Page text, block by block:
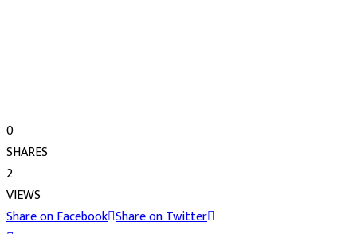
0
SHARES
2
VIEWS
Share on Facebook Share on Twitter